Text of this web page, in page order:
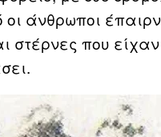
άνθρωποι
στέρνες που είχαν